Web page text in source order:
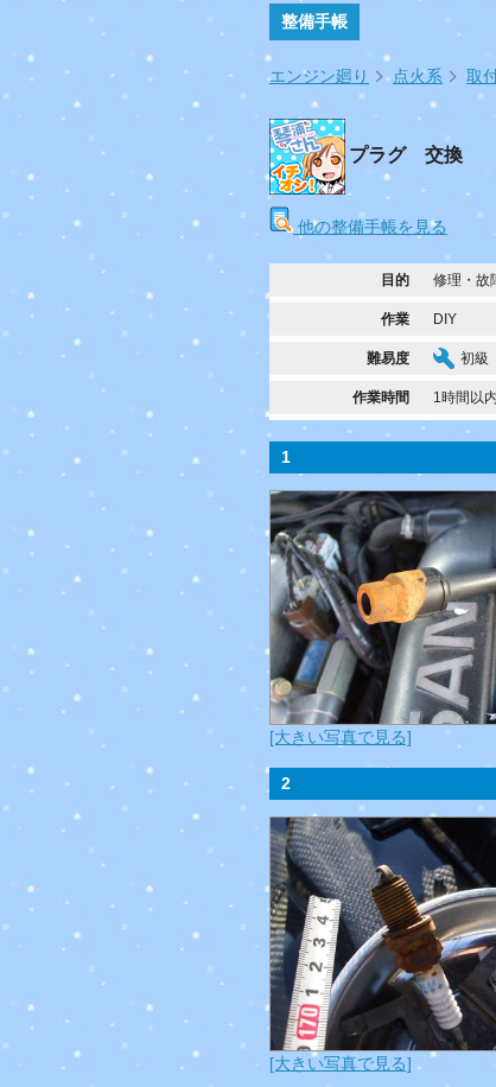
整備手帳
エンジン廻り 点火系 取
プラグ 交換
他の整備手帳を見る
目的 修理・故
作業 DIY
難易度 初級
作業時間 1時間以内
1
[大きい写真で見る]
2
[大きい写真で見る]